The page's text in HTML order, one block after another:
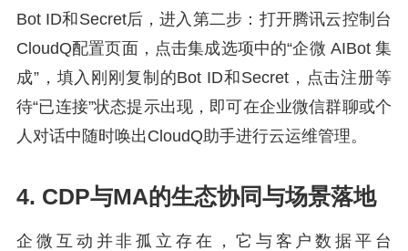
Bot ID和Secret后，进入第二步：打开腾讯云控制台
CloudQ配置页面，点击集成选项中的“企微 AIBot 集
成”，填入刚刚复制的Bot ID和Secret，点击注册等
待“已连接”状态提示出现，即可在企业微信群聊或个
人对话中随时唤出CloudQ助手进行云运维管理。
4. CDP与MA的生态协同与场景落地
企微互动并非孤立存在，它与客户数据平台